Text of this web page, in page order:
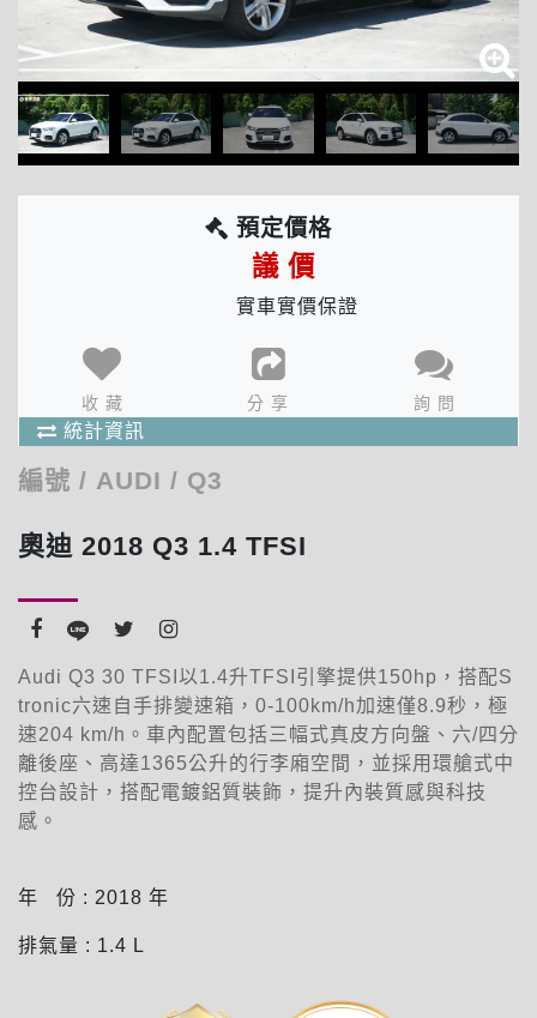
預定價格
議 價
實車實價保證
收 藏 分 享 詢 問
統計資訊
確 定
商品統計資訊
出價人數 : 1 人
分享次數 : 14 次
編號 / AUDI / Q3
奧迪 2018 Q3 1.4 TFSI
Audi Q3 30 TFSI以1.4升TFSI引擎提供150hp，搭配S
tronic六速自手排變速箱，0-100km/h加速僅8.9秒，極
速204 km/h。車內配置包括三幅式真皮方向盤、六/四分
離後座、高達1365公升的行李廂空間，並採用環艙式中
控台設計，搭配電鍍鋁質裝飾，提升內裝質感與科技
感。
年 份 : 2018 年
排氣量 : 1.4 L